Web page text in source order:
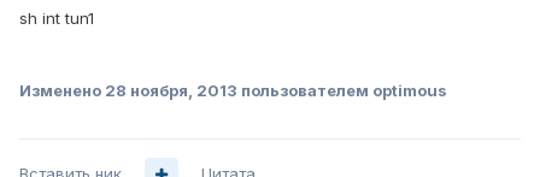
sh int tun1
Изменено 28 ноября, 2013 пользователем optimous